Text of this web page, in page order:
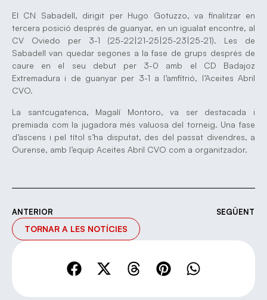
El CN Sabadell, dirigit per Hugo Gotuzzo, va finalitzar en
tercera posició després de guanyar, en un igualat encontre, al
CV Oviedo per 3-1 (25-22|21-25|25-23|25-21). Les de
Sabadell van quedar segones a la fase de grups després de
caure en el seu debut per 3-0 amb el CD Badajoz
Extremadura i de guanyar per 3-1 a l’amfitrió, l’Aceites Abril
CVO.
La santcugatenca, Magalí Montoro, va ser destacada i
premiada com la jugadora més valuosa del torneig. Una fase
d’ascens i pel títol s’ha disputat, des del passat divendres, a
Ourense, amb l’equip Aceites Abril CVO com a organitzador.
ANTERIOR SEGÜENT
TORNAR A LES NOTÍCIES